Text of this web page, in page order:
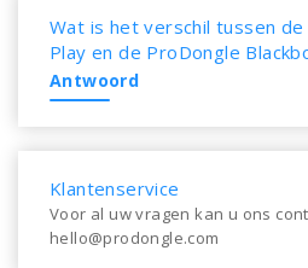
Wat is het verschil tussen
Play en de ProDongle
Antwoord
Klantenservice
Voor al uw vragen kan u ons
hello@prodongle.com